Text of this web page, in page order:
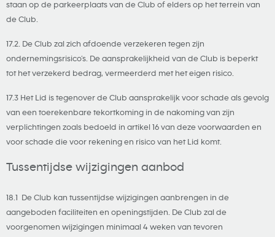
staan op de parkeerplaats van de Club of elders op het terrein van
de Club.
17.2. De Club zal zich afdoende verzekeren tegen zijn
ondernemingsrisico’s. De aansprakelijkheid van de Club is beperkt
tot het verzekerd bedrag, vermeerderd met het eigen risico.
17.3 Het Lid is tegenover de Club aansprakelijk voor schade als gevolg
van een toerekenbare tekortkoming in de nakoming van zijn
verplichtingen zoals bedoeld in artikel 16 van deze voorwaarden en
voor schade die voor rekening en risico van het Lid komt.
Tussentijdse wijzigingen aanbod
18.1 De Club kan tussentijdse wijzigingen aanbrengen in de
aangeboden faciliteiten en openingstijden. De Club zal de
voorgenomen wijzigingen minimaal 4 weken van tevoren